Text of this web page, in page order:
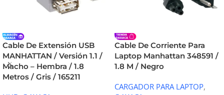
Cable De Extensión USB
MANHATTAN / Versión 1.1 /
Macho – Hembra / 1.8
Metros / Gris / 165211
Cable De Corriente Para
Laptop Manhattan 348591 /
1.8 M / Negro
CARGADOR PARA LAPTOP,